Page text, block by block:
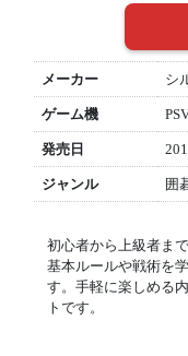
メーカー シ
ゲーム機
発売日
ジャンル 囲
初心者から上級者ま
基本ルールや戦術を
す。手軽に楽しめる
トです。